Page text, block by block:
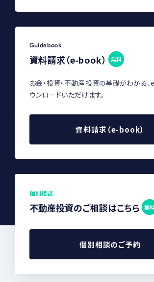
Guidebook
資料請求（e-book） 無料
お金・投資・不動産投資の基礎がわかる
ウンロードいただけます。
資料請求（e-book）
個別相談
不動産投資のご相談はこちら 無
個別相談のご予約